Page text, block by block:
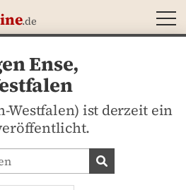
.de
Ense,
Westfalen) ist derzeit ein